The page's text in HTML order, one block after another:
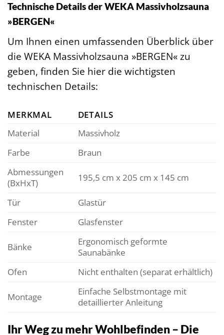
Technische Details der WEKA Massivholzsauna
»BERGEN«
Um Ihnen einen umfassenden Überblick über
die WEKA Massivholzsauna »BERGEN« zu
geben, finden Sie hier die wichtigsten
technischen Details:
MERKMAL
DETAILS
Material
Massivholz
Farbe
Braun
Abmessungen
(BxHxT)
195,5 cm x 205 cm x 145 cm
Tür
Glastür
Fenster
Glasfenster
Bänke
Ergonomisch geformte
Saunabänke
Ofen
Nicht enthalten (separat erhältlich)
Montage
Einfache Selbstmontage mit
detaillierter Anleitung
Ihr Weg zu mehr Wohlbefinden – Die